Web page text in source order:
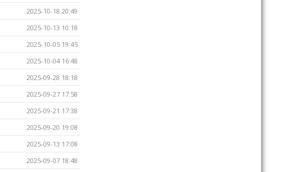
2025-10-18 20:49
2025-10-13 10:18
2025-10-05 19:45
2025-10-04 16:48
2025-09-28 18:18
2025-09-27 17:58
2025-09-21 17:38
2025-09-20 19:08
2025-09-13 17:08
2025-09-07 18:48